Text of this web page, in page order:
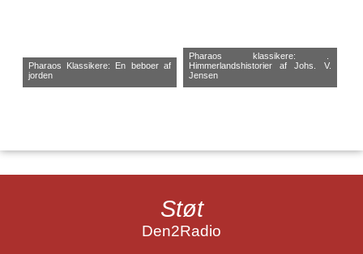
Pharaos Klassikere: En beboer af
jorden
Pharaos klassikere: .
Himmerlandshistorier af Johs. V.
Jensen
Støt
Den2Radio